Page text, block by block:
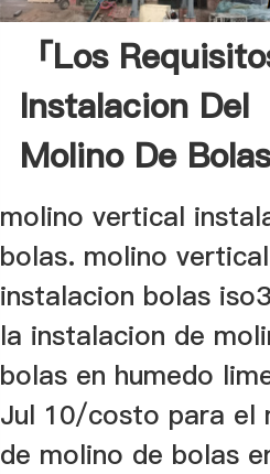
「los
Instalacion Del
Molino De Bolas
molino vertical
bolas. molino vertical
instalacion bolas
la instalacion de
bolas en humedo
Jul 10/costo para el
de molino de bolas